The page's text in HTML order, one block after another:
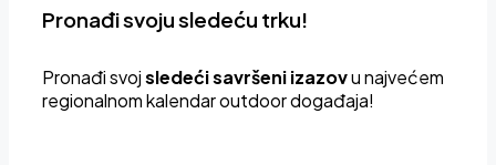
Pronađi svoju sledeću trku!
Pronađi svojsledeći savršeni izazovu najvećem
regionalnom kalendar outdoor događaja!